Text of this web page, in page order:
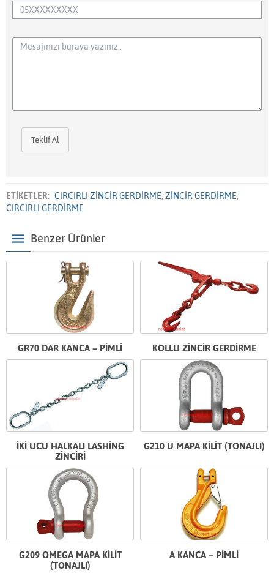
Teklif Al
ETİKETLER: CIRCIRLI ZİNCİR GERDİRME, ZİNCİR GERDİRME,
CIRCIRLI GERDİRME
Benzer Ürünler
GR70 DAR KANCA – PİMLİ KOLLU ZİNCİR GERDİRME
İKİ UCU HALKALI LASHİNG
ZİNCİRİ
G210 U MAPA KİLİT (TONAJLI)
G209 OMEGA MAPA KİLİT
(TONAJLI)
A KANCA – PİMLİ